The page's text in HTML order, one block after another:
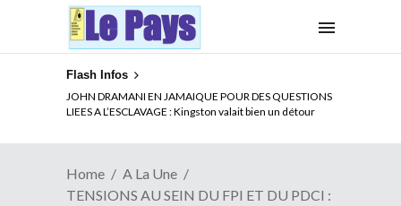
Flash Infos
ELECTION DE TALON A LA TETE DU SENAT BENINOIS :
Quand Patrice quitte le pouvoir sans partir !
Home
A La Une
TENSIONS AU SEIN DU FPI ET DU PDCI :